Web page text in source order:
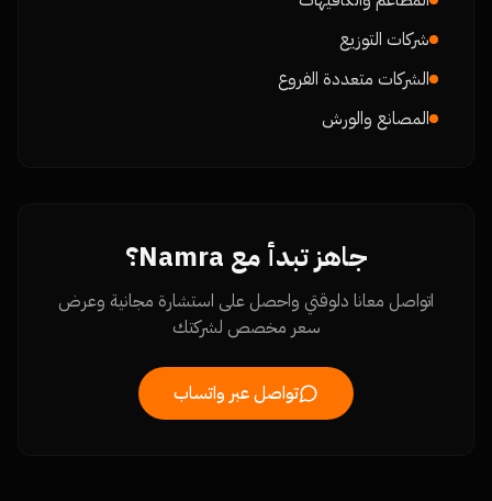
شركات التوزيع
الشركات متعددة الفروع
المصانع والورش
جاهز تبدأ مع Namra؟
اتواصل معانا دلوقتي واحصل على استشارة مجانية وعرض
سعر مخصص لشركتك
تواصل عبر واتساب